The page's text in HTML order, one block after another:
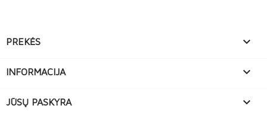
PREKĖS 
INFORMACIJA 
JŪSŲ PASKYRA 